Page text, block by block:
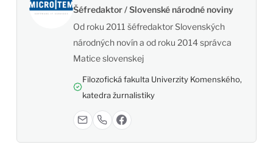
Šéfredaktor / Slovenské národné noviny
Od roku 2011 šéfredaktor Slovenských
národných novín a od roku 2014 správca
Matice slovenskej
Filozofická fakulta Univerzity Komenského,
katedra žurnalistiky